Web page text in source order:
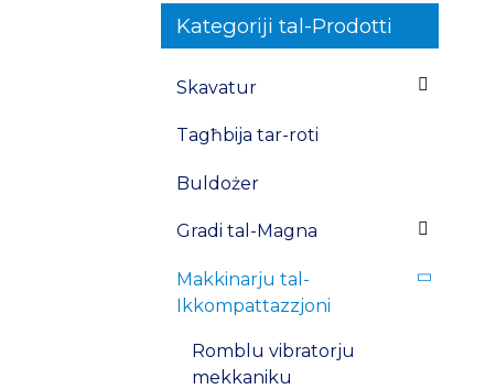
Kategoriji tal-Prodotti
Skavatur
Tagħbija tar-roti
Buldożer
Gradi tal-Magna
Makkinarju tal-
Ikkompattazzjoni
Romblu vibratorju
mekkaniku